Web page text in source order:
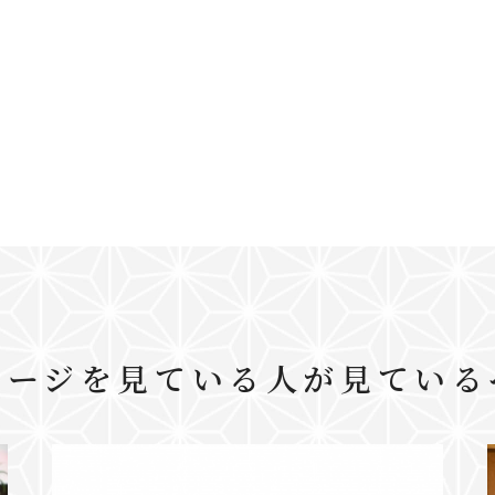
ジを見ている人が見てい